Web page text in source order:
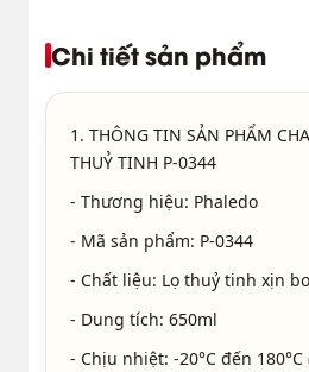
Chi tiết sản phẩm
1. THÔNG TIN SẢN PHẨM
THUỶ TINH P-0344
- Thương hiệu: Phaledo
- Mã sản phẩm: P-0344
- Chất liệu: Lọ thuỷ tinh xịn
- Dung tích: 650ml
- Chịu nhiệt: -20°C đến